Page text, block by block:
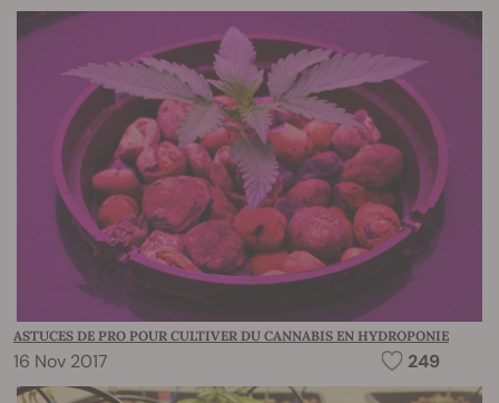
ASTUCES DE PRO POUR CULTIVER DU CANNABIS EN HYDROPONIE
16 Nov 2017 249